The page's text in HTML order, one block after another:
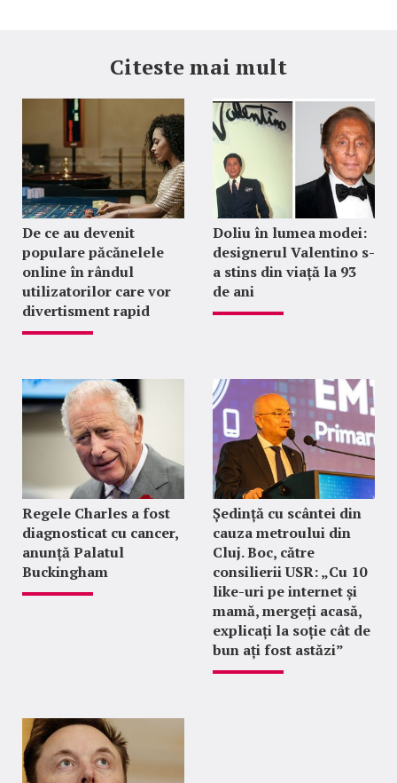
Citeste mai mult
De ce au devenit
populare păcănelele
online în rândul
utilizatorilor care vor
divertisment rapid
Doliu în lumea modei:
designerul Valentino s-
a stins din viață la 93
de ani
Regele Charles a fost
diagnosticat cu cancer,
anunță Palatul
Buckingham
Ședință cu scântei din
cauza metroului din
Cluj. Boc, către
consilierii USR: „Cu 10
like-uri pe internet și
mamă, mergeți acasă,
explicați la soție cât de
bun ați fost astăzi”